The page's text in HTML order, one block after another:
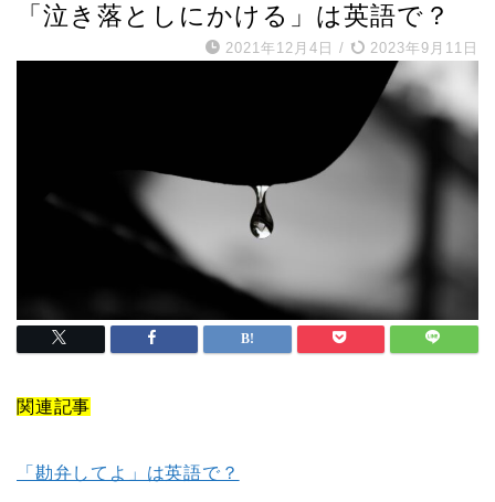
「泣き落としにかける」は英語で？
2021年12月4日 / 2023年9月11日
関連記事
「勘弁してよ」は英語で？